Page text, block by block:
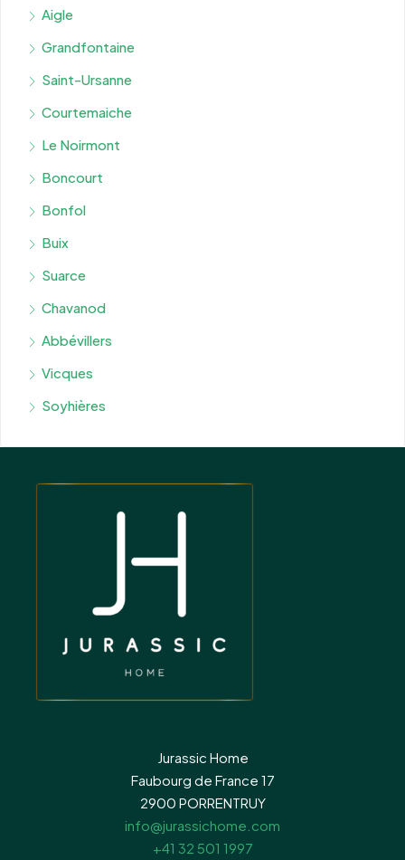
Aigle
Grandfontaine
Saint-Ursanne
Courtemaiche
Le Noirmont
Boncourt
Bonfol
Buix
Suarce
Chavanod
Abbévillers
Vicques
Soyhières
Jurassic Home
Faubourg de France 17
2900 PORRENTRUY
info@jurassichome.com
+41 32 501 1997